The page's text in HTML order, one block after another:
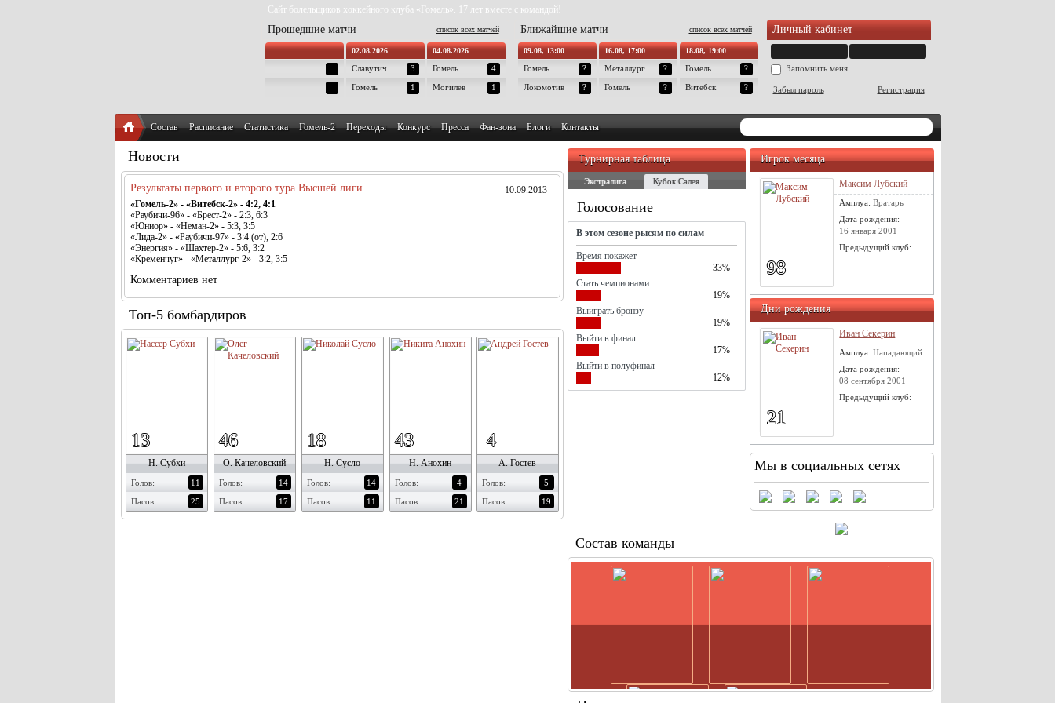
Сайт болельщиков хоккейного клуба «Гомель». 17 лет вместе с командой!
Прошедшие матчи список всех матчей
02.08.2026
Славутич
3
Гомель
1
04.08.2026
Гомель
4
Могилев
1
Ближайшие матчи список всех матчей
09.08, 13:00
Гомель
?
Локомотив
?
16.08, 17:00
Металлург
?
Гомель
?
18.08, 19:00
Гомель
?
Витебск
?
Личный кабинет
Запомнить меня
Забыл пароль Регистрация
Состав Расписание Статистика Гомель-2 Переходы Конкурс Пресса Фан-зона Блоги Контакты
Новости
Результаты первого и второго тура Высшей лиги
10.09.2013
«Гомель-2» - «Витебск-2» - 4:2, 4:1
«Раубичи-96» - «Брест-2» - 2:3, 6:3
«Юниор» - «Неман-2» - 5:3, 3:5
«Лида-2» - «Раубичи-97» - 3:4 (от), 2:6
«Энергия» - «Шахтер-2» - 5:6, 3:2
«Кременчуг» - «Металлург-2» - 3:2, 3:5
Комментариев нет
Топ-5 бомбардиров
13
Н. Субхи
Голов:
11
Пасов:
25
46
О. Качеловский
Голов:
14
Пасов:
17
18
Н. Сусло
Голов:
14
Пасов:
11
43
Н. Анохин
Голов:
4
Пасов:
21
4
А. Гостев
Голов:
5
Пасов:
19
Турнирная таблица
Экстралига Кубок Салея
Голосование
В этом сезоне рысям по силам
Время покажет
33%
Стать чемпионами
19%
Выиграть бронзу
19%
Выйти в финал
17%
Выйти в полуфинал
12%
Игрок месяца
98
Максим Лубский
Амплуа:Вратарь
Дата рождения:
16 января 2001
Предыдущий клуб:
Дни рождения
21
Иван Секерин
Амплуа:Нападающий
Дата рождения:
08 сентября 2001
Предыдущий клуб:
Мы в социальных сетях
Состав команды